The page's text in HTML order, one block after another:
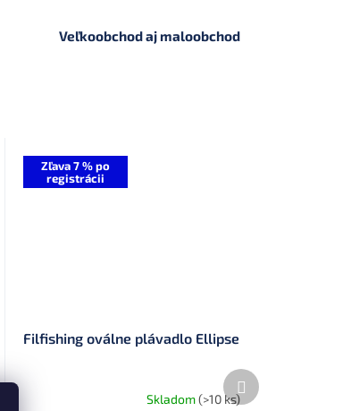
Veľkoobchod aj maloobchod
Zľava 7 % po
registrácii
Filfishing oválne plávadlo Ellipse
Skladom(>10 ks)
Ďalší
produkt